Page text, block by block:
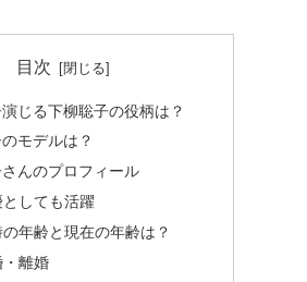
目次
じる下柳聡子の役柄は？
モデルは？
んのプロフィール
しても活躍
の年齢と現在の年齢は？
・離婚